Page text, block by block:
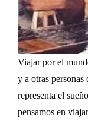
Viajar por el
y a otras personas
representa el
pensamos en